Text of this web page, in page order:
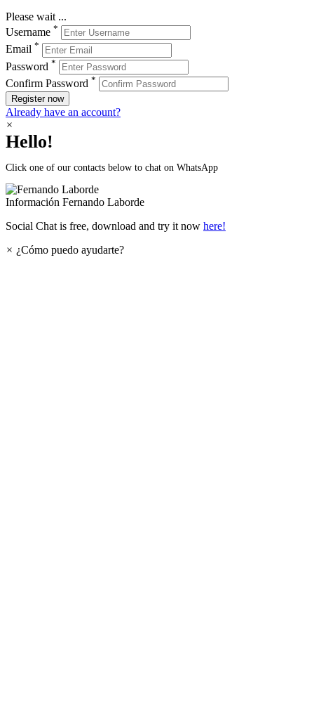
Please wait ...
Username *
Email *
Password *
Confirm Password *
Register now
Already have an account?
×
Hello!
Click one of our contacts below to chat on WhatsApp
Información Fernando Laborde
Social Chat is free, download and try it now here!
× ¿Cómo puedo ayudarte?